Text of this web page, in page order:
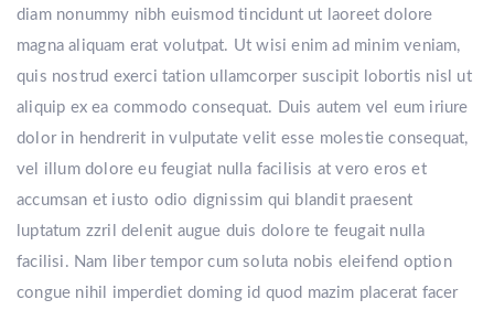
diam nonummy nibh euismod tincidunt ut laoreet dolore
magna aliquam erat volutpat. Ut wisi enim ad minim veniam,
quis nostrud exerci tation ullamcorper suscipit lobortis nisl ut
aliquip ex ea commodo consequat. Duis autem vel eum iriure
dolor in hendrerit in vulputate velit esse molestie consequat,
vel illum dolore eu feugiat nulla facilisis at vero eros et
accumsan et iusto odio dignissim qui blandit praesent
luptatum zzril delenit augue duis dolore te feugait nulla
facilisi. Nam liber tempor cum soluta nobis eleifend option
congue nihil imperdiet doming id quod mazim placerat facer